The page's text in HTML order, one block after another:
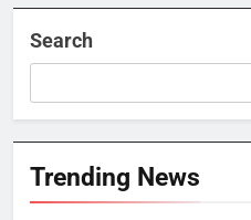
Search
Trending News